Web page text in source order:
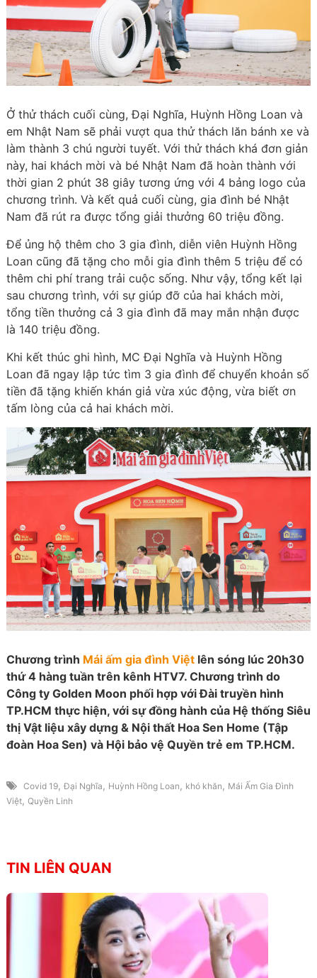
Ở thử thách cuối cùng, Đại Nghĩa, Huỳnh Hồng Loan và
em Nhật Nam sẽ phải vượt qua thử thách lăn bánh xe và
làm thành 3 chú người tuyết. Với thử thách khá đơn giản
này, hai khách mời và bé Nhật Nam đã hoàn thành với
thời gian 2 phút 38 giây tương ứng với 4 bảng logo của
chương trình. Và kết quả cuối cùng, gia đình bé Nhật
Nam đã rút ra được tổng giải thưởng 60 triệu đồng.
Để ủng hộ thêm cho 3 gia đình, diễn viên Huỳnh Hồng
Loan cũng đã tặng cho mỗi gia đình thêm 5 triệu để có
thêm chi phí trang trải cuộc sống. Như vậy, tổng kết lại
sau chương trình, với sự giúp đỡ của hai khách mời,
tổng tiền thưởng cả 3 gia đình đã may mắn nhận được
là 140 triệu đồng.
Khi kết thúc ghi hình, MC Đại Nghĩa và Huỳnh Hồng
Loan đã ngay lập tức tìm 3 gia đình để chuyển khoản số
tiền đã tặng khiến khán giả vừa xúc động, vừa biết ơn
tấm lòng của cả hai khách mời.
Chương trình Mái ấm gia đình Việtlên sóng lúc 20h30
thứ 4 hàng tuần trên kênh HTV7. Chương trình do
Công ty Golden Moon phối hợp với Đài truyền hình
TP.HCM thực hiện, với sự đồng hành của Hệ thống Siêu
thị Vật liệu xây dựng & Nội thất Hoa Sen Home (Tập
đoàn Hoa Sen) và Hội bảo vệ Quyền trẻ em TP.HCM.
Covid 19,Đại Nghĩa , Huỳnh Hồng Loan , khó khăn , Mái Ấm Gia Đình
Việt, Quyền Linh
TIN LIÊN QUAN